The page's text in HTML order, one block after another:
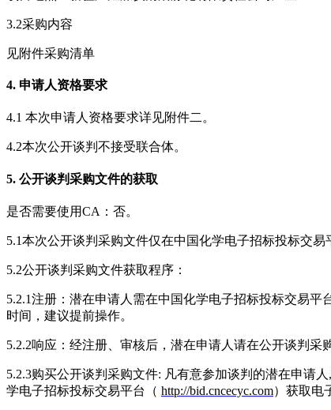
3.2采购内容
见附件采购清单
4. 申请人资格要求
4.1 本次申请人资格要求详见附件二。
4.2本次公开谈判不接受联合体。
5. 公开谈判采购文件的获取
是否需要使用CA：否。
5.1本次公开谈判采购文件仅在中国化学电子招标投标交易
5.2公开谈判采购文件获取程序：
5.2.1注册：潜在申请人需在中国化学电子招标投标交易平
时间，建议提前操作。
5.2.2响应：经注册、审核后，潜在申请人请在公开谈判采
5.2.3购买公开谈判采购文件: 凡有意参加谈判的潜在申请
学电子招标投标交易平台（ http://bid.cncecyc.com）获取电